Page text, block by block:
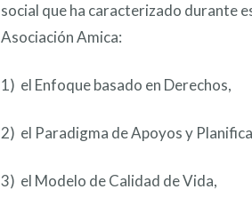
social que ha caracterizado durante
Asociación Amica:
1) el Enfoque basado en Derechos,
2) el Paradigma de Apoyos y
3) el Modelo de Calidad de Vida,